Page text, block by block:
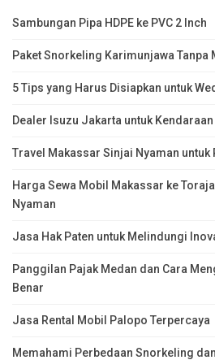
Sambungan Pipa HDPE ke PVC 2 Inch
Paket Snorkeling Karimunjawa Tanpa
5 Tips yang Harus Disiapkan untuk
Dealer Isuzu Jakarta untuk
Travel Makassar Sinjai Nyaman untuk
Harga Sewa Mobil Makassar ke
Nyaman
Jasa Hak Paten untuk Melindungi
Panggilan Pajak Medan dan Cara
Benar
Jasa Rental Mobil Palopo Terpercaya
Memahami Perbedaan Snorkeling